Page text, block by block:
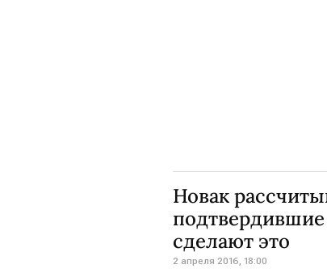
Новак
подтвердившие
сделают это
2 апреля 2016, 18:00